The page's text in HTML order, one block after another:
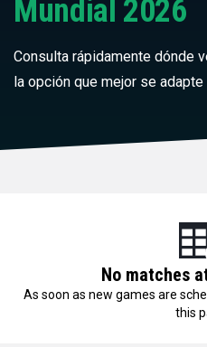
Mundial 2026
Consulta rápidamente dónde
la opción que mejor se adapte
No matches
As soon as new games are
this